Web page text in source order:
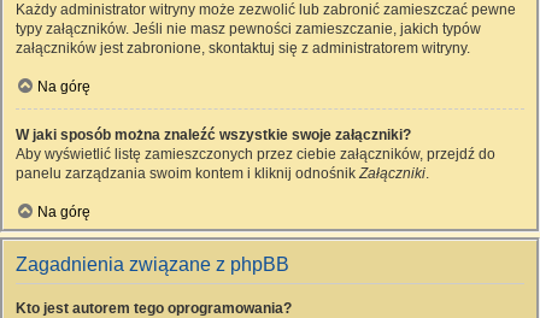
Każdy administrator witryny może zezwolić lub zabronić zamieszczać pewne
typy załączników. Jeśli nie masz pewności zamieszczanie, jakich typów
załączników jest zabronione, skontaktuj się z administratorem witryny.
Na górę
W jaki sposób można znaleźć wszystkie swoje załączniki?
Aby wyświetlić listę zamieszczonych przez ciebie załączników, przejdź do
panelu zarządzania swoim kontem i kliknij odnośnikZałączniki.
Na górę
Zagadnienia związane z phpBB
Kto jest autorem tego oprogramowania?